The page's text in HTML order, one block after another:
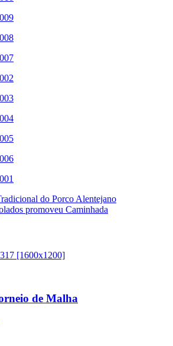
do Porco Alentejano
promoveu Caminhada
de Malha